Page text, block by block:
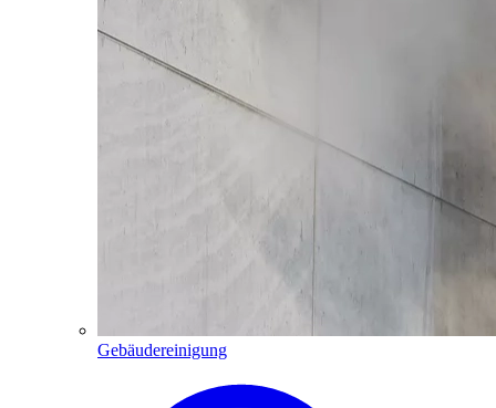
Gebäudereinigung